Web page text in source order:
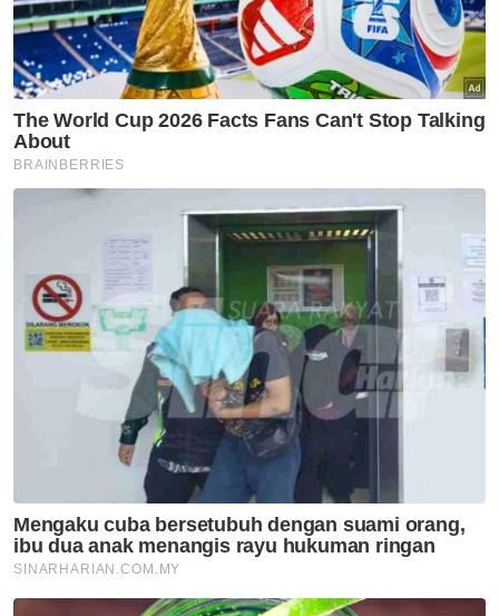
Berita Telus & Tulus menerusi E-Mel setiap
hari!
Kesimpulannya, usaha membudaya dan
membangunkan integriti sebagai elemen
utuh dalam masyarakat berdepan dengan
cabaran besar memandangkan integriti
sudah dijadikan agenda di peringkat nasional.
Justeru itu, semua pihak melibatkan aktor-
aktor politik dan sosial meliputi kerajaan dan
agensinya, masyarakat awam, NGO dan
parti-parti harus bekerjasama dalam